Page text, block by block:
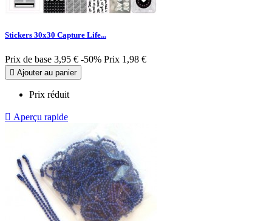
Stickers 30x30 Capture Life...
Prix de base 3,95 € -50% Prix 1,98 €
 Ajouter au panier
Prix réduit
 Aperçu rapide